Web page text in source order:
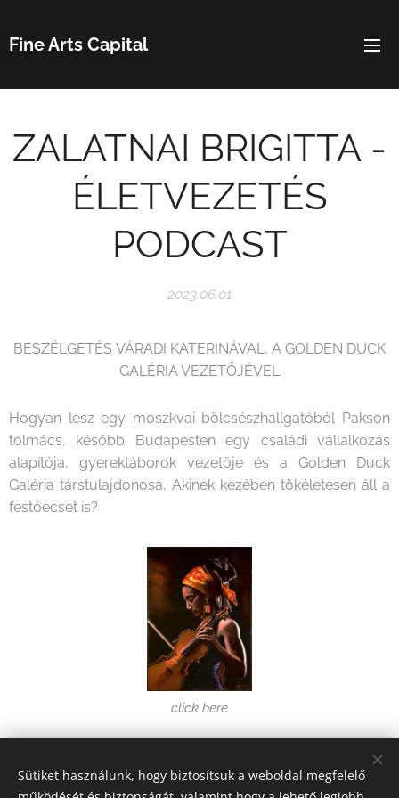
Fine Arts Capital
ZALATNAI BRIGITTA -
ÉLETVEZETÉS
PODCAST
2023.06.01
BESZÉLGETÉS VÁRADI KATERINÁVAL, A GOLDEN DUCK
GALÉRIA VEZETŐJÉVEL
Hogyan lesz egy moszkvai bölcsészhallgatóból Pakson
tolmács, később Budapesten egy családi vállalkozás
alapítója, gyerektáborok vezetője és a Golden Duck
Galéria társtulajdonosa, Akinek kezében tökéletesen áll a
festőecset is?
click here
Sütiket használunk, hogy biztosítsuk a weboldal megfelelő